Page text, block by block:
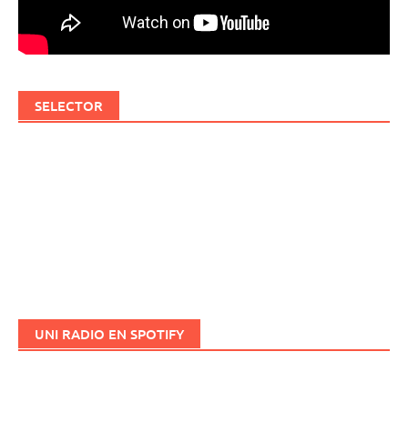
SELECTOR
UNI RADIO EN SPOTIFY